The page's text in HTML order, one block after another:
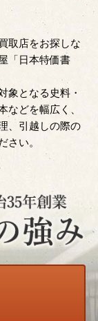
取店をお探しな
「日本特価書
象となる史料・
などを幅広く、
、引越しの際の
さい。